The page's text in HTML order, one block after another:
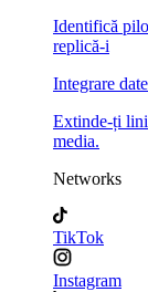
Identifică
replică-i
Integrare
Extinde-ți
media.
Networks
TikTok
Instagram